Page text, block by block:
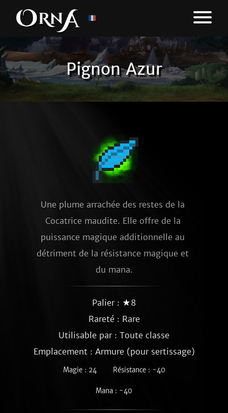
Pignon Azur
Une plume arrachée des restes de la
Cocatrice maudite. Elle offre de la
puissance magique additionnelle au
détriment de la résistance magique et
du mana.
Palier : ★8
Rareté : Rare
Utilisable par : Toute classe
Emplacement : Armure (pour sertissage)
Magie : 24 Résistance : -40
Mana : -40